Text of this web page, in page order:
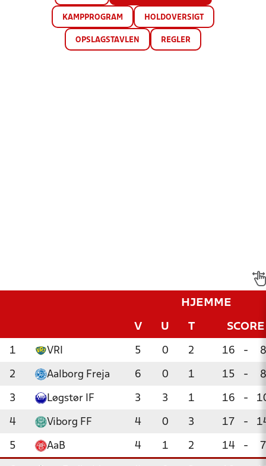
KAMPPROGRAM HOLDOVERSIGT
OPSLAGSTAVLEN REGLER
HJEMME
V U T SCORE
1 VRI 5 0 2 16 - 8
2 Aalborg Freja 6 0 1 15 - 8
3 Løgstør IF 3 3 1 16 -
4 Viborg FF 4 0 3 17 -
5 AaB 4 1 2 14 - 7